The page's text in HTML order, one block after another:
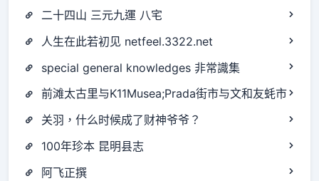
二十四山 三元九運 八宅
人生在此若初见 netfeel.3322.net
special general knowledges 非常識集
前滩太古里与K11Musea;Prada街市与文和友蚝市
关羽，什么时候成了财神爷爷？
100年珍本 昆明县志
阿飞正撰